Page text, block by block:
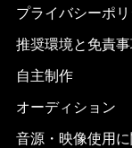
プライバシーポ
推奨環境と免責
自主制作
オーディション
音源・映像使用